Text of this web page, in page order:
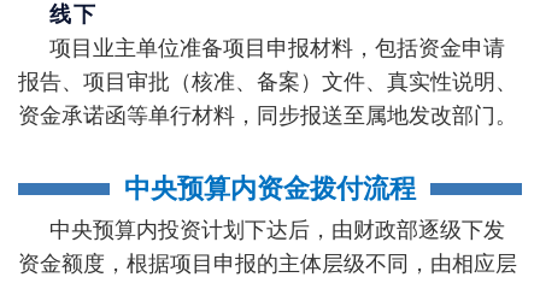
线下
项目业主单位准备项目申报材料，包括资金申请
报告、项目审批（核准、备案）文件、真实性说明、
资金承诺函等单行材料，同步报送至属地发改部门。
中央预算内资金拨付流程
中央预算内投资计划下达后，由财政部逐级下发
资金额度，根据项目申报的主体层级不同，由相应层